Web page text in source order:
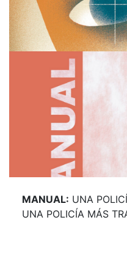
MANUAL: UNA
UNA POLICÍA MÁS